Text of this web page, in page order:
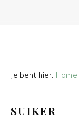
Je bent hier: Home
SUIKER